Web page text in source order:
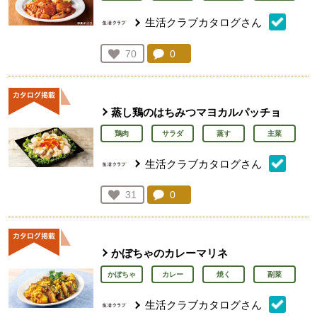
生活クラブカタログさん
お気に入り登録：
70
人が登録
コメント：
0
蒸し鶏のはちみつマヨカルパッチョ
鶏肉 サラダ 蒸す 主菜
生活クラブカタログさん
お気に入り登録：
31
人が登録
コメント：
0
かぼちゃのカレーマリネ
かぼちゃ カレー 焼く 副菜
生活クラブカタログさん